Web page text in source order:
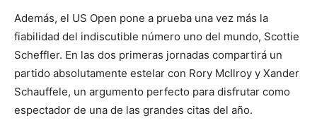
Además, el US Open pone a prueba una vez más la
fiabilidad del indiscutible número uno del mundo, Scottie
Scheffler. En las dos primeras jornadas compartirá un
partido absolutamente estelar con Rory McIlroy y Xander
Schauffele, un argumento perfecto para disfrutar como
espectador de una de las grandes citas del año.